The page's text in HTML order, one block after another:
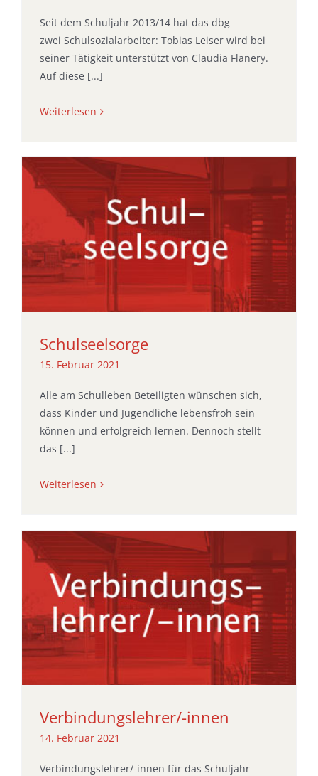
Seit dem Schuljahr 2013/14 hat das dbg
zwei Schulsozialarbeiter: Tobias Leiser wird bei
seiner Tätigkeit unterstützt von Claudia Flanery.
Auf diese [...]
Weiterlesen
Schulseelsorge
15. Februar 2021
Alle am Schulleben Beteiligten wünschen sich,
dass Kinder und Jugendliche lebensfroh sein
können und erfolgreich lernen. Dennoch stellt
das [...]
Weiterlesen
Verbindungslehrer/-innen
14. Februar 2021
Verbindungslehrer/-innen für das Schuljahr